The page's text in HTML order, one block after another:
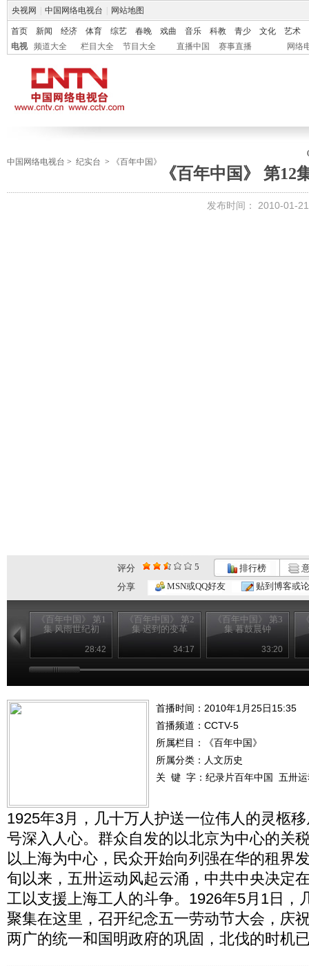
央视网 中国网络电视台 网站地图
首页 新闻 经济 体育 综艺 春晚 戏曲 音乐 科教 青少 文化
艺术
电视
频道大全 栏目大全 节目大全 直播中国 赛事直播 网络
中国网络电视台 > 纪实台 > 《百年中国》
《百年中国》 第12
发布时间： 2010-01-
评分 5 排行榜
分享
MSN或QQ好友 贴到博客或
《百年中国》 第1
集 风雨世纪初
28:42
《百年中国》 第2
集 迟到的变革
34:17
《百年中国》 第3
集 暮鼓晨钟
33:20
首播时间：2010年1月25日15:35
首播频道： CCTV-5
所属栏目：
《百年中国》
所属分类：人文历史
关 键 字： 纪录片百年中国 五卅
1925年3月，几十万人护送一位伟人的灵柩
号深入人心。群众自发的以北京为中心的关
以上海为中心，民众开始向列强在华的租界
旬以来，五卅运动风起云涌，中共中央决定
工以支援上海工人的斗争。1926年5月1日，
聚集在这里，召开纪念五一劳动节大会，庆
两广的统一和国明政府的巩固，北伐的时机